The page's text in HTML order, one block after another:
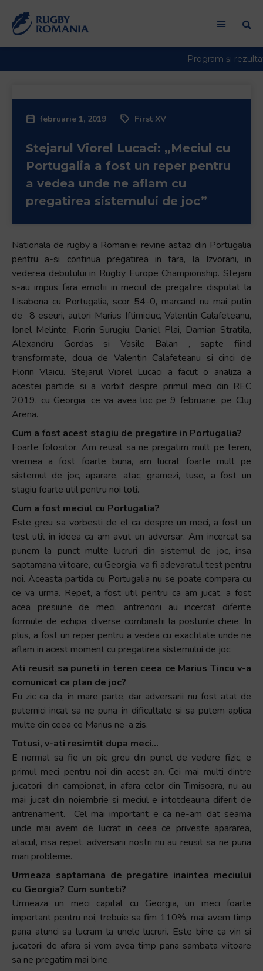
februarie 1, 2019 First XV
Stejarul Viorel Lucaci: „Meciul cu
Portugalia a fost un reper pentru
a vedea unde ne aflam cu
pregatirea sistemului de joc”
Nationala de rugby a Romaniei revine astazi din Portugalia
pentru a-si continua pregatirea in tara, la Izvorani, in
vederea debutului in Rugby Europe Championship. Stejarii
s-au impus fara emotii in meciul de pregatire disputat la
Lisabona cu Portugalia, scor 54-0, marcand nu mai putin
de 8 eseuri, autori Marius Iftimiciuc, Valentin Calafeteanu,
Ionel Melinte, Florin Surugiu, Daniel Plai, Damian Stratila,
Alexandru Gordas si Vasile Balan , sapte fiind
transformate, doua de Valentin Calafeteanu si cinci de
Florin Vlaicu. Stejarul Viorel Lucaci a facut o analiza a
acestei partide si a vorbit despre primul meci din REC
2019, cu Georgia, ce va avea loc pe 9 februarie, pe Cluj
Arena.
Cum a fost acest stagiu de pregatire in Portugalia?
Foarte folositor. Am reusit sa ne pregatim mult pe teren,
vremea a fost foarte buna, am lucrat foarte mult pe
sistemul de joc, aparare, atac, gramezi, tuse, a fost un
stagiu foarte util pentru noi toti.
Cum a fost meciul cu Portugalia?
Este greu sa vorbesti de el ca despre un meci, a fost un
test util in ideea ca am avut un adversar. Am incercat sa
punem la punct multe lucruri din sistemul de joc, insa
saptamana viitoare, cu Georgia, va fi adevaratul test pentru
noi. Aceasta partida cu Portugalia nu se poate compara cu
ce va urma. Repet, a fost util pentru ca am jucat, a fost
acea presiune de meci, antrenorii au incercat diferite
formule de echipa, diverse combinatii la posturile cheie. In
plus, a fost un reper pentru a vedea cu exactitate unde ne
aflam in acest moment cu pregatirea sistemului de joc.
Ati reusit sa puneti in teren ceea ce Marius Tincu v-a
comunicat ca plan de joc?
Eu zic ca da, in mare parte, dar adversarii nu fost atat de
puternici incat sa ne puna in dificultate si sa putem aplica
multe din ceea ce Marius ne-a zis.
Totusi, v-ati resimtit dupa meci…
E normal sa fie un pic greu din punct de vedere fizic, e
primul meci pentru noi din acest an. Cei mai multi dintre
jucatorii din campionat, in afara celor din Timisoara, nu au
mai jucat din noiembrie si meciul e intotdeauna diferit de
antrenament. Cel mai important e ca ne-am dat seama
unde mai avem de lucrat in ceea ce priveste apararea,
atacul, insa repet, adversarii nostri nu au reusit sa ne puna
mari probleme.
Urmeaza saptamana de pregatire inaintea meciului
cu Georgia? Cum sunteti?
Urmeaza un meci capital cu Georgia, un meci foarte
important pentru noi, trebuie sa fim 110%, mai avem timp
pana atunci sa lucram la unele lucruri. Este bine ca vin si
jucatorii de afara si vom avea timp pana sambata viitoare
sa ne pregatim mai bine.